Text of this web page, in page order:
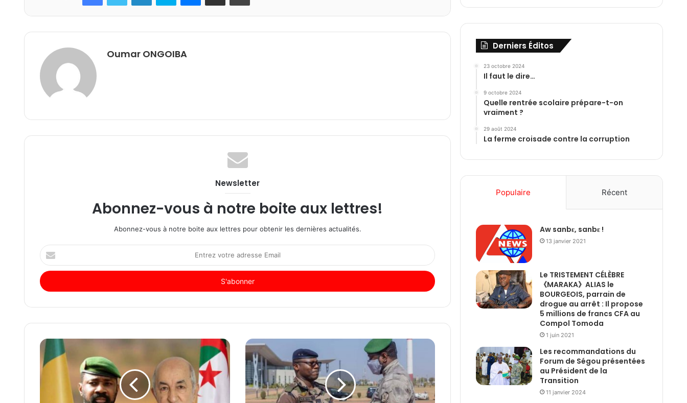
Oumar ONGOIBA
Newsletter
Abonnez-vous à notre boite aux lettres!
Abonnez-vous à notre boite aux lettres pour obtenir les dernières actualités.
Entrez
votre
adresse
Email
Derniers Éditos
23 octobre 2024
Il faut le dire…
9 octobre 2024
Quelle rentrée scolaire prépare-t-on
vraiment ?
29 août 2024
La ferme croisade contre la corruption
Populaire Récent
Aw sanbɛ, sanbɛ !
13 janvier 2021
Le TRISTEMENT CÉLÈBRE
《MARAKA》ALIAS le
BOURGEOIS, parrain de
drogue au arrêt : Il propose
5 millions de francs CFA au
Compol Tomoda
1 juin 2021
Les recommandations du
Forum de Ségou présentées
au Président de la
Transition
11 janvier 2024